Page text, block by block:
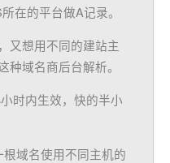
在的平台做A记录。
又想用不同的建站主
种域名商后台解析。
时内生效，快的半小
域名使用不同主机的